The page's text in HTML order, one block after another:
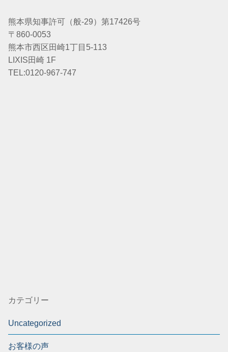
熊本県知事許可（般-29）第17426号
〒860-0053
熊本市西区田崎1丁目5-113
LIXIS田崎 1F
TEL:0120-967-747
カテゴリー
Uncategorized
お客様の声